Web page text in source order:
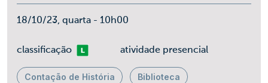
18/10/23, quarta - 10h00
classificaçãoLivre atividade presencial
Contação de História Biblioteca